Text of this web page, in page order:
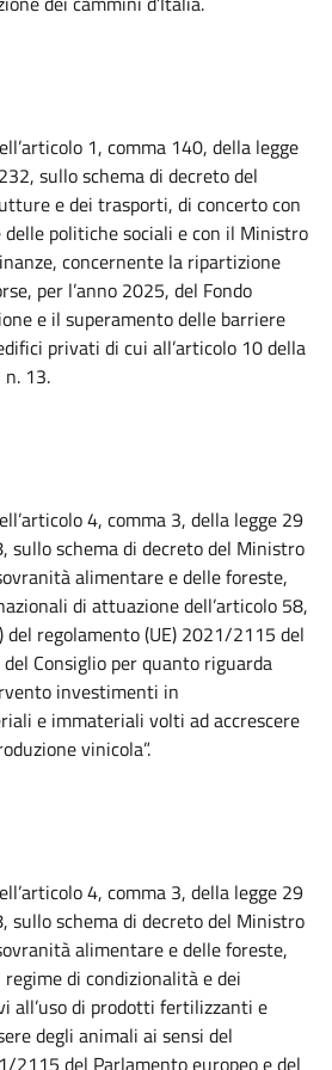
1, comma 140, della legge
sullo schema di decreto del
e dei trasporti, di concerto con
politiche sociali e con il Ministro
concernente la ripartizione
per l’anno 2025, del Fondo
e il superamento delle barriere
privati di cui all’articolo 10 della
13.
4, comma 3, della legge 29
sullo schema di decreto del Ministro
alimentare e delle foreste,
di attuazione dell’articolo 58,
regolamento (UE) 2021/2115 del
Consiglio per quanto riguarda
investimenti in
e immateriali volti ad accrescere
vinicola”.
4, comma 3, della legge 29
sullo schema di decreto del Ministro
alimentare e delle foreste,
di condizionalità e dei
all’uso di prodotti fertilizzanti e
degli animali ai sensi del
2115 del Parlamento europeo e del